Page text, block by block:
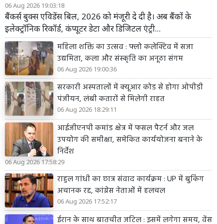
06 Aug 2026 19:03:18
बैंकर्स बुक्स एविडेंस बिल, 2026 को मंजूरी दे दी है। अब बैंकों के
इलेक्ट्रॉनिक रिकॉर्ड, कंप्यूटर डेटा और डिजिटल एंट्री...
महिला शक्ति का उत्सव : फ्लो कलेक्टिव में सजा
उद्यमिता, कला और संस्कृति का अनूठा संगम
06 Aug 2026 19:00:36
सरकारी अस्पतालों में क्यूआर कोड से होगा ओपीडी
पंजीयन, लंबी कतारों से मिलेगी राहत
06 Aug 2026 18:29:11
आईजीएनपी कमांड क्षेत्र में फसल पैटर्न और जल
उपयोग की समीक्षा, समेकित कार्ययोजना बनाने के
निर्देश
06 Aug 2026 17:58:29
राहुल गांधी का छात्र संवाद कार्यक्रम : UP में बुकिंग
अचानक रद्द, कांग्रेस नेताओं में हलचल
06 Aug 2026 17:52:17
ईरान के साथ बातचीत जटिल : इसमें लगेगा समय, वेंस